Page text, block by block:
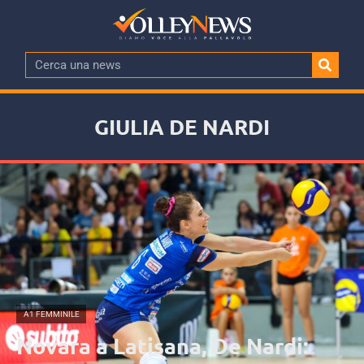
GIULIA DE NARDI
A1 FEMMINILE
Novara a Latisana, De Nardi: